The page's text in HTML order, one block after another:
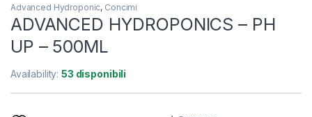
Advanced Hydroponic, Concimi
ADVANCED HYDROPONICS – PH
UP – 500ML
Availability:53 disponibili